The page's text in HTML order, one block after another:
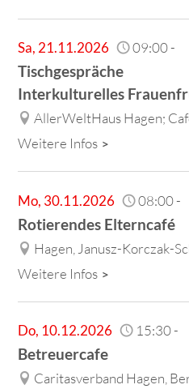
Sa, 21.11.2026 09:00-
Tischgespräche
Interkulturelles
AllerWeltHaus Hagen;
Weitere Infos
Mo, 30.11.2026 08:00-
Rotierendes Elterncafé
Hagen, Janusz-Korczak-
Weitere Infos
Do, 10.12.2026 15:30-
Betreuercafe
Caritasverband Hagen,